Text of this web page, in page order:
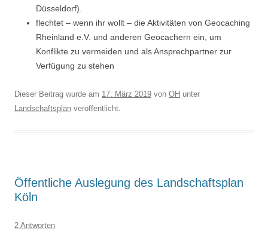
Düsseldorf).
flechtet – wenn ihr wollt – die Aktivitäten von Geocaching
Rheinland e.V. und anderen Geocachern ein, um
Konflikte zu vermeiden und als Ansprechpartner zur
Verfügung zu stehen
Dieser Beitrag wurde am 17. März 2019 von OH unter
Landschaftsplan veröffentlicht.
Öffentliche Auslegung des Landschaftsplan
Köln
2 Antworten